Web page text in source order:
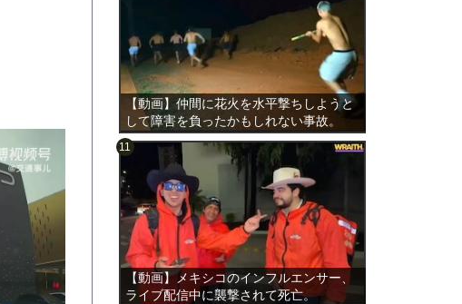
【動画】仲間に花火を水平撃ちしようと
して障害を負ったかもしれない事故。
【動画】メキシコのインフルエンサー、
ライブ配信中に襲撃されて死亡。